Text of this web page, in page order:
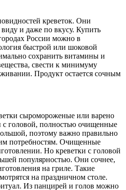
креветок. Они
и даже по вкусу. Купить
России можно в
быстрой или шоковой
сохранить витамины и
свести к минимуму
Продукт остается сочным
сыромороженые или варено
головой, полностью очищенные
поэтому важно правильно
потребностям. Очищенные
Но креветки с головой
популярностью. Они сочнее,
на гриле. Такие
на праздничном столе.
Из панцирей и голов можно